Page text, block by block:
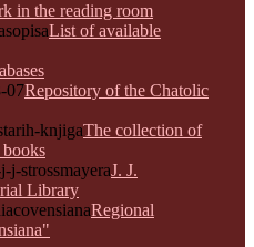
in the reading room
List of available
Repository of the Chatolic
The collection of
books
J. J.
Library
Regional